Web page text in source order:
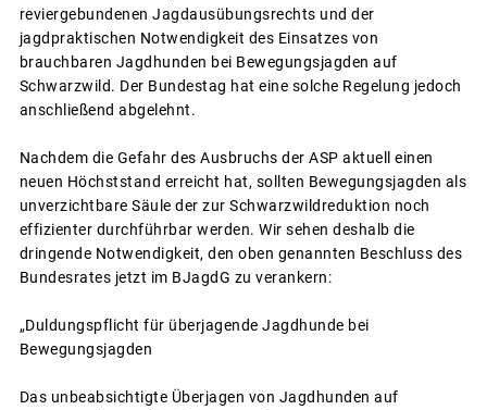
reviergebundenen Jagdausübungsrechts und der
jagdpraktischen Notwendigkeit des Einsatzes von
brauchbaren Jagdhunden bei Bewegungsjagden auf
Schwarzwild. Der Bundestag hat eine solche Regelung jedoch
anschließend abgelehnt.
Nachdem die Gefahr des Ausbruchs der ASP aktuell einen
neuen Höchststand erreicht hat, sollten Bewegungsjagden als
unverzichtbare Säule der zur Schwarzwildreduktion noch
effizienter durchführbar werden. Wir sehen deshalb die
dringende Notwendigkeit, den oben genannten Beschluss des
Bundesrates jetzt im BJagdG zu verankern:
„Duldungspflicht für überjagende Jagdhunde bei
Bewegungsjagden
Das unbeabsichtigte Überjagen von Jagdhunden auf